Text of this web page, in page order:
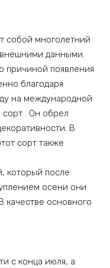
собой многолетний
данными.
причиной появления
благодаря
на международной
сорт . Он обрел
В
сорт также
который после
осени они
качестве основного
с конца июля, а